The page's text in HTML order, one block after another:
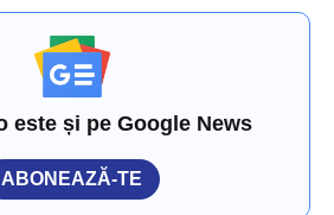
este și pe Google News
ABONEAZĂ-TE